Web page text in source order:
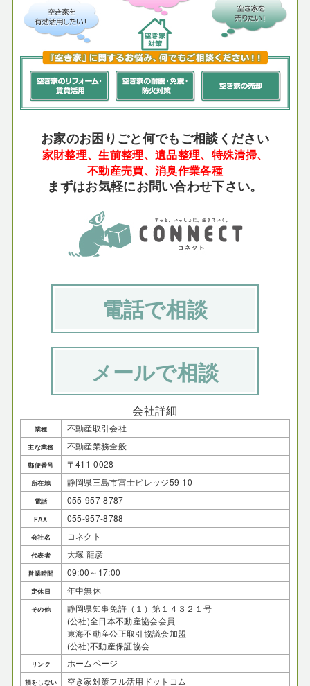
お家のお困りごと何でもご相談ください
家財整理、生前整理、遺品整理、特殊清掃、
不動産売買、消臭作業各種
まずはお気軽にお問い合わせ下さい。
電話で相談
メールで相談
会社詳細
業種 不動産取引会社
主な業務 不動産業務全般
郵便番号 〒411-0028
所在地 静岡県三島市富士ビレッジ59-10
電話 055-957-8787
FAX 055-957-8788
会社名 コネクト
代表者 大塚 龍彦
営業時間 09:00～17:00
定休日 年中無休
その他
静岡県知事免許（１）第１４３２１号
(公社)全日本不動産協会会員
東海不動産公正取引協議会加盟
(公社)不動産保証協会
リンク ホームページ
損をしない 空き家対策フル活用ドットコム